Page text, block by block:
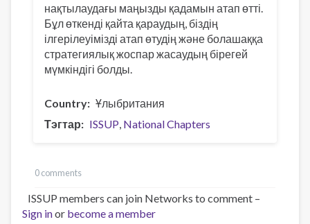
нақтылаудағы маңызды қадамын атап өтті.
Бұл өткенді қайта қараудың, біздің
ілгерілеуімізді атап өтудің және болашаққа
стратегиялық жоспар жасаудың бірегей
мүмкіндігі болды.
Country
Ұлыбритания
Тэгтар
ISSUP National Chapters
0 comments
ISSUP members can join Networks to comment –
Sign inor become a member